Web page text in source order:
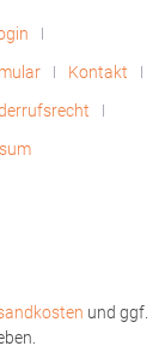
Kontakt
und ggf.